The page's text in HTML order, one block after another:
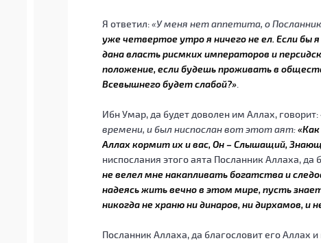
Я ответил:«У меня нет аппетита, о Посланник
уже четвертое утро я ничего не ел. Если бы
дана власть рисмких императоров и
положение, если будешь проживать в
Всевышнего будет слабой?»
Ибн Умар, да будет доволен им Аллах, говорит:
времени, и был ниспослан вот этот аят:
Аллах кормит их и вас, Он – Слышащий,
ниспослания этого аята Посланник Аллаха, да
не велел мне накапливать богатства и
надеясь жить вечно в этом мире, пусть
никогда не храню ни динаров, ни дирхамов, и
Посланник Аллаха, да благословит его Аллах